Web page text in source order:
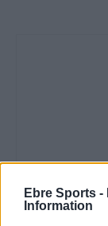
Ebre Sports -
Information